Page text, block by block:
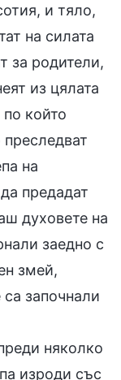
и тяло,
на силата
за родители,
из цялата
който
на
предадат
духовете на
заедно с
змей,
започнали
няколко
изроди със